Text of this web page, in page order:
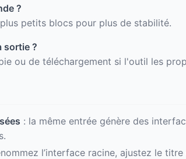
?
petits blocs pour plus de stabilité.
sortie ?
ou de téléchargement si l'outil les
: la même entrée génère des
l’interface racine, ajustez le